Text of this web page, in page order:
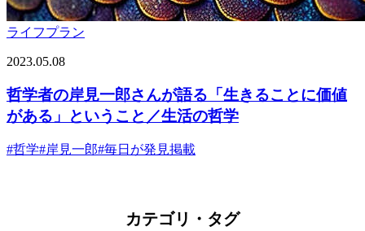
ライフプラン
2023.05.08
哲学者の岸見一郎さんが語る「生きることに価値
がある」ということ／生活の哲学
#哲学#岸見一郎#毎日が発見掲載
カテゴリ・タグ